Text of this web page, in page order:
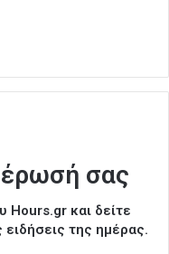
σας
Hours.gr και δείτε
της ημέρας.